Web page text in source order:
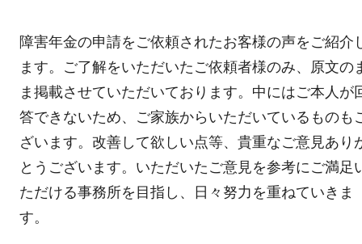
障害年金の申請をご依頼されたお客様の声をご紹介
ます。ご了解をいただいたご依頼者様のみ、原文の
ま掲載させていただいております。中にはご本人が
答できないため、ご家族からいただいているものも
ざいます。 改善して欲しい点等、貴重なご意見あり
とうございます。いただいたご意見を参考にご満足
ただける事務所を目指し、日々努力を重ねていきま
す。